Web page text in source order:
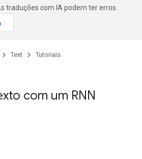
traduções com IA podem ter erros.
Text Tutoriais
com um RNN